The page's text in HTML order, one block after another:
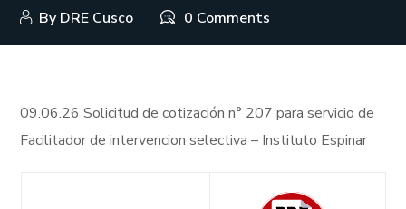
By DRE Cusco 0 Comments
09.06.26 Solicitud de cotización n° 207 para servicio de
Facilitador de intervencion selectiva – Instituto Espinar